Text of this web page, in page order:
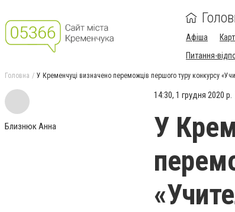
Афіша
Питання-
Головна У Кременчуці визначено переможців першого туру конкурсу
Близнюк Анна
14:30, 1 грудня 2020 р.
У